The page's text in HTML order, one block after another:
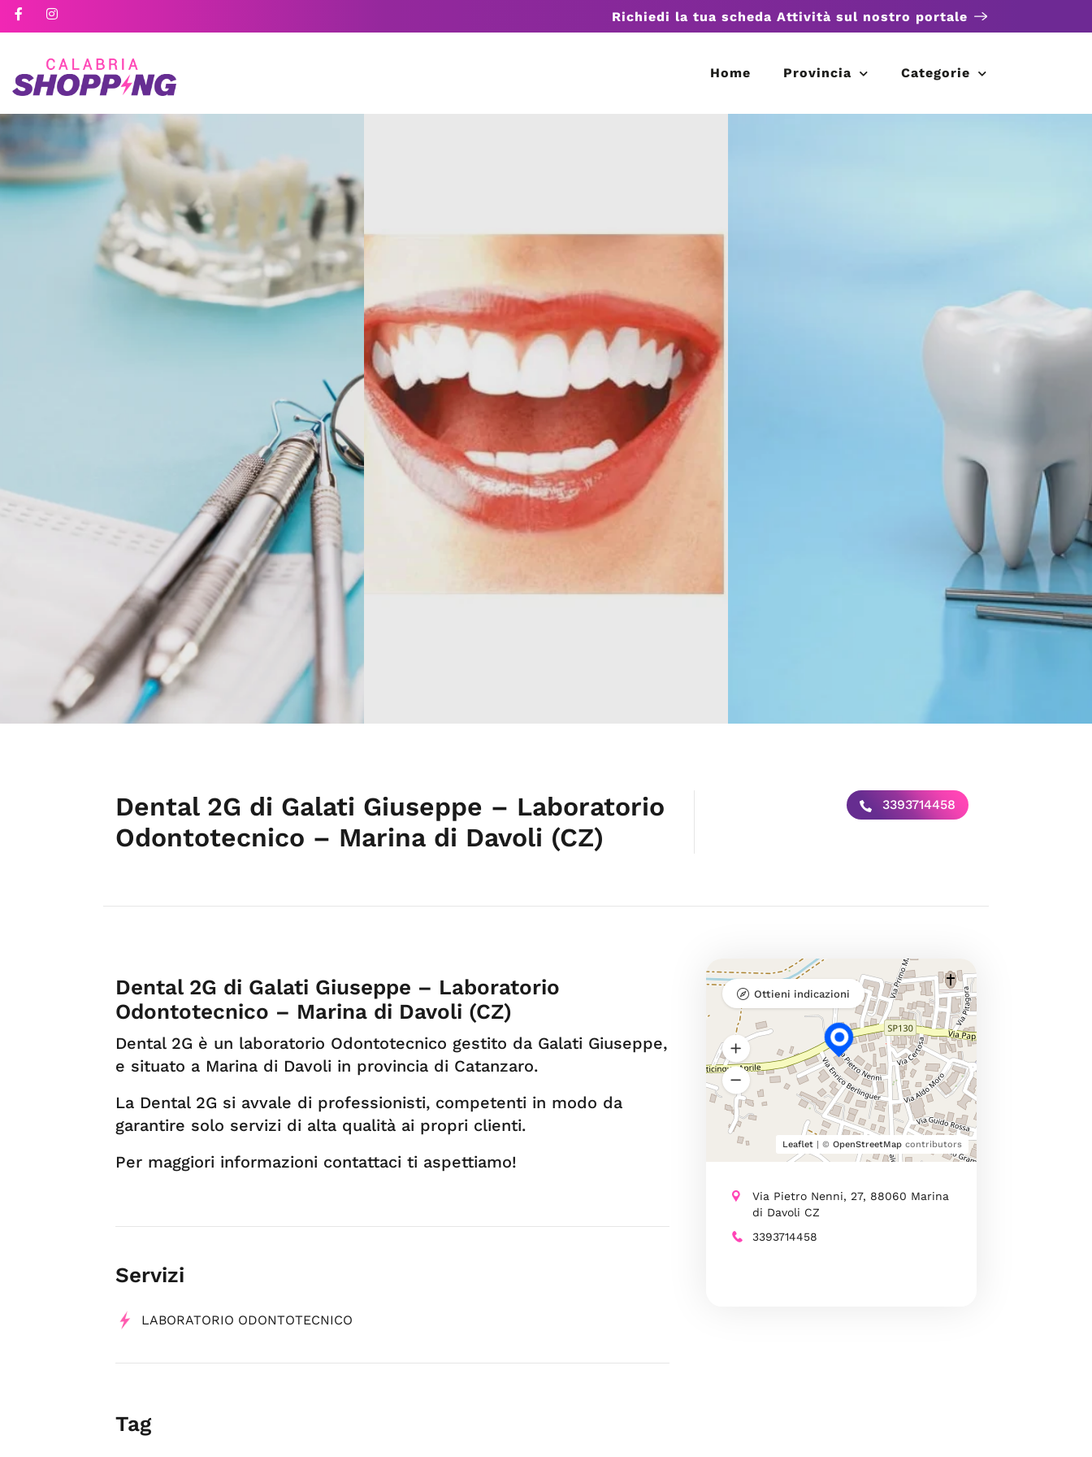
Richiedi la tua scheda Attività sul nostro portale
Home Provincia Categorie
Dental 2G di Galati Giuseppe – Laboratorio
Odontotecnico – Marina di Davoli (CZ)
3393714458
Dental 2G di Galati Giuseppe – Laboratorio
Odontotecnico – Marina di Davoli (CZ)
Dental 2G è un laboratorio Odontotecnico gestito da Galati Giuseppe,
e situato a Marina di Davoli in provincia di Catanzaro.
La Dental 2G si avvale di professionisti, competenti in modo da
garantire solo servizi di alta qualità ai propri clienti.
Per maggiori informazioni contattaci ti aspettiamo!
Servizi
LABORATORIO ODONTOTECNICO
Tag
Leaflet| © OpenStreetMapcontributors
Ottieni indicazioni
Via Pietro Nenni, 27, 88060 Marina
di Davoli CZ
3393714458